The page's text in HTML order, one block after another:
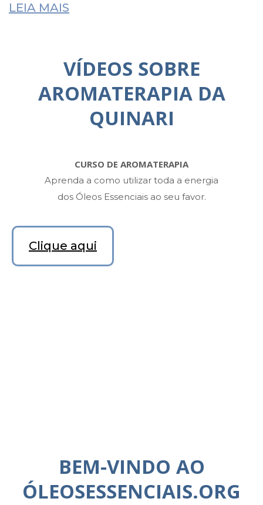
LEIA MAIS
VÍDEOS SOBRE
AROMATERAPIA DA
QUINARI
CURSO DE AROMATERAPIA
Aprenda a como utilizar toda a energia
dos Óleos Essenciais ao seu favor.
Clique aqui
BEM-VINDO AO
ÓLEOSESSENCIAIS.ORG